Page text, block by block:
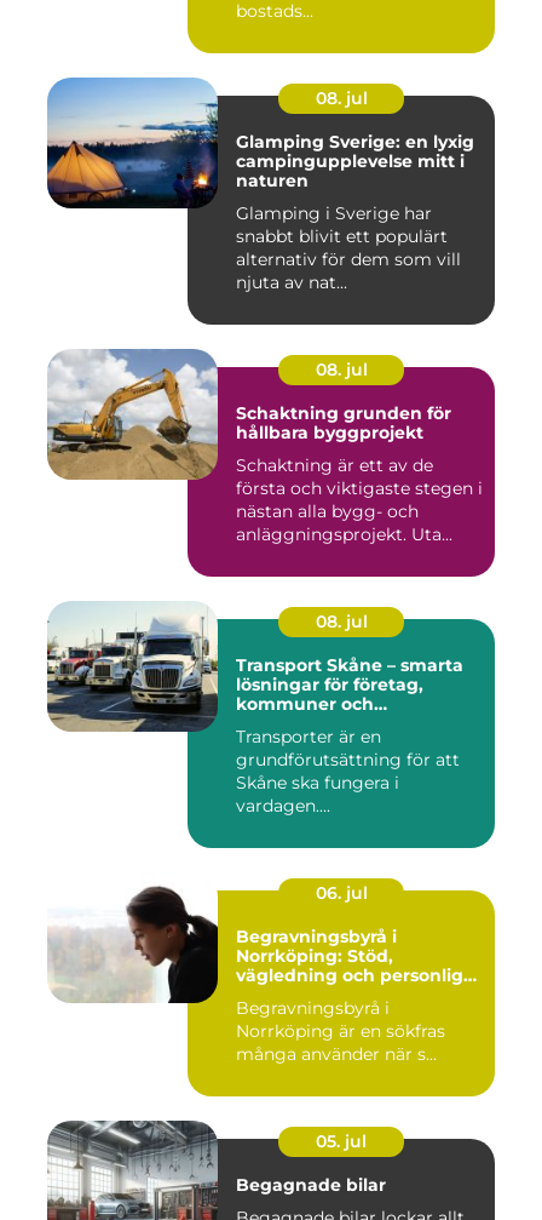
bostads...
08. jul
Glamping Sverige: en lyxig
campingupplevelse mitt i
naturen
Glamping i Sverige har
snabbt blivit ett populärt
alternativ för dem som vill
njuta av nat...
08. jul
Schaktning grunden för
hållbara byggprojekt
Schaktning är ett av de
första och viktigaste stegen i
nästan alla bygg- och
anläggningsprojekt. Uta...
08. jul
Transport Skåne – smarta
lösningar för företag,
kommuner och
Transporter är en
grundförutsättning för att
Skåne ska fungera i
vardagen....
06. jul
Begravningsbyrå i
Norrköping: Stöd,
vägledning och personliga
Begravningsbyrå i
Norrköping är en sökfras
många använder när s...
05. jul
Begagnade bilar